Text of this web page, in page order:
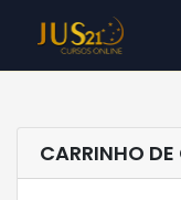
CARRINHO